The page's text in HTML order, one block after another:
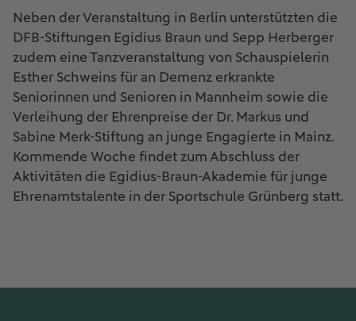
Neben der Veranstaltung in Berlin unterstützten die
DFB-Stiftungen Egidius Braun und Sepp Herberger
zudem eine Tanzveranstaltung von Schauspielerin
Esther Schweins für an Demenz erkrankte
Seniorinnen und Senioren in Mannheim sowie die
Verleihung der Ehrenpreise der Dr. Markus und
Sabine Merk-Stiftung an junge Engagierte in Mainz.
Kommende Woche findet zum Abschluss der
Aktivitäten die Egidius-Braun-Akademie für junge
Ehrenamtstalente in der Sportschule Grünberg statt.